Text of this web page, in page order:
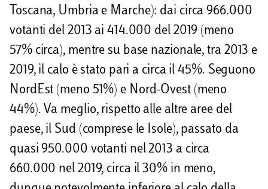
Toscana, Umbria e Marche): dai circa 966.000
votanti del 2013 ai 414.000 del 2019 (meno
57% circa), mentre su base nazionale, tra 2013 e
2019, il calo è stato pari a circa il 45%. Seguono
NordEst (meno 51%) e Nord-Ovest (meno
44%). Va meglio, rispetto alle altre aree del
paese, il Sud (comprese le Isole), passato da
quasi 950.000 votanti nel 2013 a circa
660.000 nel 2019, circa il 30% in meno,